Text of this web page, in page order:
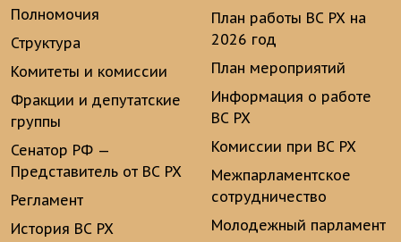
Полномочия
Структура
Комитеты и комиссии
Фракции и депутатские
группы
Сенатор РФ —
Представитель от ВС РХ
Регламент
История ВС РХ
План работы ВС РХ на
2026 год
План мероприятий
Информация о работе
ВС РХ
Комиссии при ВС РХ
Межпарламентское
сотрудничество
Молодежный парламент